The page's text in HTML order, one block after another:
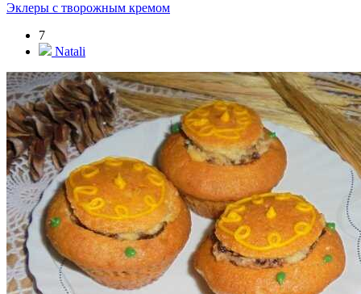
Эклеры с творожным кремом
7
Natali